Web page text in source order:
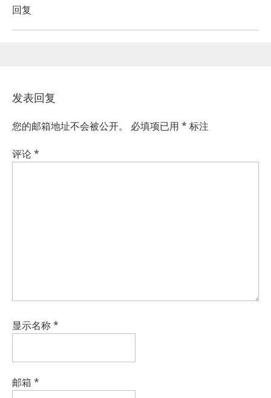
回复
发表回复
您的邮箱地址不会被公开。 必填项已用 * 标注
评论*
显示名称*
邮箱 *